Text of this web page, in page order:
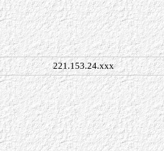
221.153.24.xxx